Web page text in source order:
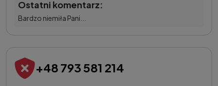
Ostatni komentarz:
Bardzo niemiła Pani...
+48 793 581 214